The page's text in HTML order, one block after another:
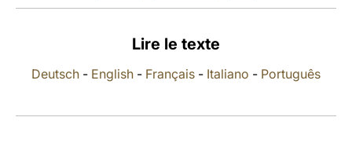
Lire le texte
Deutsch - English - Français - Italiano - Português